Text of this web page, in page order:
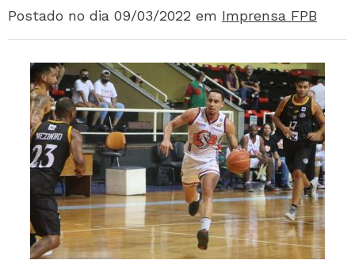
Postado no dia 09/03/2022 em Imprensa FPB